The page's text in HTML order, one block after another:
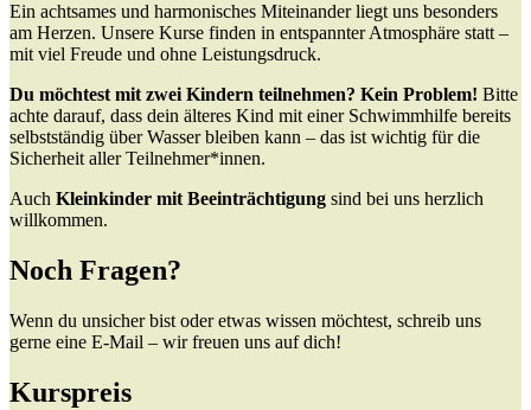
Ein achtsames und harmonisches Miteinander liegt uns besonders
am Herzen. Unsere Kurse finden in entspannter Atmosphäre statt –
mit viel Freude und ohne Leistungsdruck.
Du möchtest mit zwei Kindern teilnehmen? Kein Problem! Bitte
achte darauf, dass dein älteres Kind mit einer Schwimmhilfe bereits
selbstständig über Wasser bleiben kann – das ist wichtig für die
Sicherheit aller Teilnehmer*innen.
Auch Kleinkinder mit Beeinträchtigung sind bei uns herzlich
willkommen.
Noch Fragen?
Wenn du unsicher bist oder etwas wissen möchtest, schreib uns
gerne eine E-Mail – wir freuen uns auf dich!
Kurspreis